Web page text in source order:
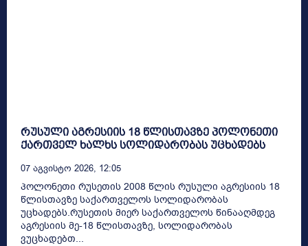
რუსული აგრესიის 18 წლისთავზე პოლონეთი
ქართველ ხალხს სოლიდარობას უცხადებს
07 Აგვისტო 2026, 12:05
პოლონეთი რუსეთის 2008 წლის რუსული აგრესიის 18
წლისთავზე საქართველოს სოლიდარობას
უცხადებს.რუსეთის მიერ საქართველოს წინააღმდეგ
აგრესიის მე-18 წლისთავზე, სოლიდარობას
ვუცხადებთ...